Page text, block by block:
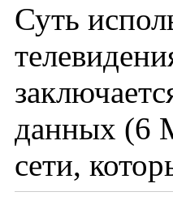
Суть
данных (6
сети,